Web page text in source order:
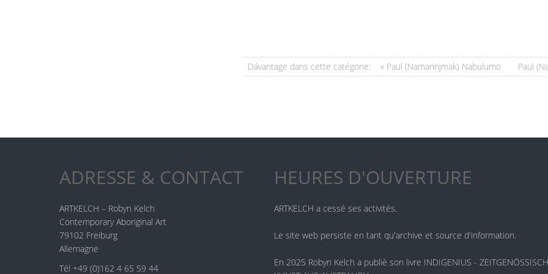
Dávantage dans cette catégorie: « Paul (Namarinjmak) Nabulumo Paul
ADRESSE & CONTACT
ARTKELCH – Robyn Kelch
Contemporary Aboriginal Art
79102 Freiburg
Allemagne
Tél +49 (0)162 4 65 59 44
HEURES D'OUVERTURE
ARTKELCH a cessé ses activités.
Le site web persiste en tant qu'archive et source d'information.
En 2025 Robyn Kelch a publiè son livre INDIGENIUS -